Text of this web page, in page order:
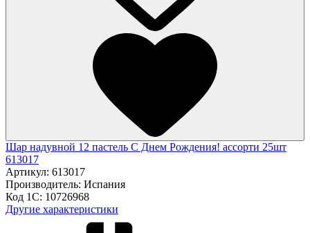
Шар надувной 12 пастель С Днем Рождения! ассорти 25шт
613017
Артикул: 613017
Производитель: Испания
Код 1С: 10726968
Другие характеристики